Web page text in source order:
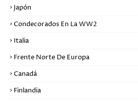
Japón
Condecorados En La WW2
Italia
Frente Norte De Europa
Canadá
Finlandia